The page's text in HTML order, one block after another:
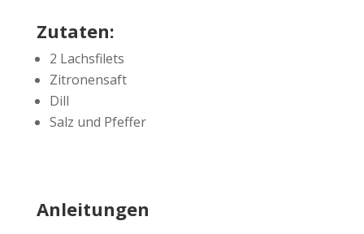
Zutaten:
2 Lachsfilets
Zitronensaft
Dill
Salz und Pfeffer
Anleitungen